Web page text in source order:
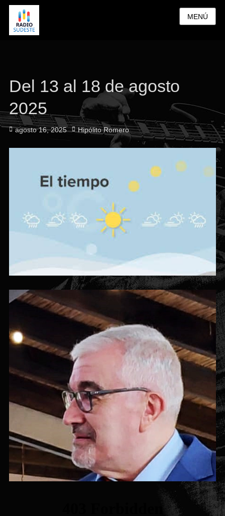
MENÚ
Del 13 al 18 de agosto
2025
Publicado
agosto 16, 2025 Autor
Hipólito Romero